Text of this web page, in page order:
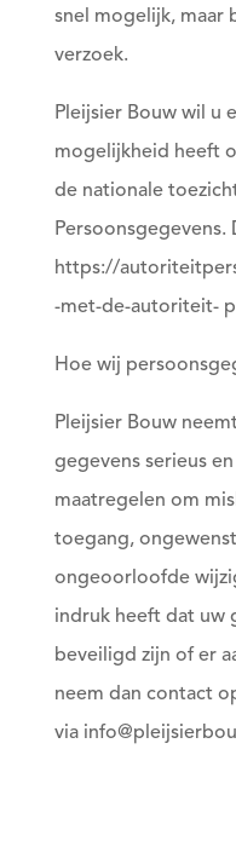
snel mogelijk, maar
verzoek.
Pleijsier Bouw wil u
mogelijkheid heeft
de nationale
Persoonsgegevens.
https://
-met-de-autoriteit-
Hoe wij
Pleijsier Bouw
gegevens serieus
maatregelen om
toegang,
ongeoorloofde
indruk heeft dat uw
beveiligd zijn of er
neem dan contact
via